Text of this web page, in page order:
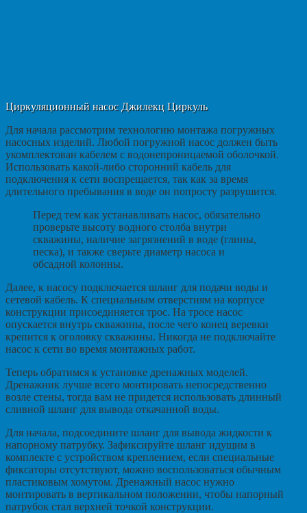
Циркуляционный насос Джилекц Циркуль
Для начала рассмотрим технологию монтажа погружных
насосных изделий. Любой погружной насос должен быть
укомплектован кабелем с водонепроницаемой оболочкой.
Использовать какой-либо сторонний кабель для
подключения к сети воспрещается, так как за время
длительного пребывания в воде он попросту разрушится.
Перед тем как устанавливать насос, обязательно
проверьте высоту водного столба внутри
скважины, наличие загрязнений в воде (глины,
песка), и также сверьте диаметр насоса и
обсадной колонны.
Далее, к насосу подключается шланг для подачи воды и
сетевой кабель. К специальным отверстиям на корпусе
конструкции присоединяется трос. На тросе насос
опускается внутрь скважины, после чего конец веревки
крепится к оголовку скважины. Никогда не подключайте
насос к сети во время монтажных работ.
Теперь обратимся к установке дренажных моделей.
Дренажник лучше всего монтировать непосредственно
возле стены, тогда вам не придется использовать длинный
сливной шланг для вывода откачанной воды.
Для начала, подсоедините шланг для вывода жидкости к
напорному патрубку. Зафиксируйте шланг идущим в
комплекте с устройством креплением, если специальные
фиксаторы отсутствуют, можно воспользоваться обычным
пластиковым хомутом. Дренажный насос нужно
монтировать в вертикальном положении, чтобы напорный
патрубок стал верхней точкой конструкции.